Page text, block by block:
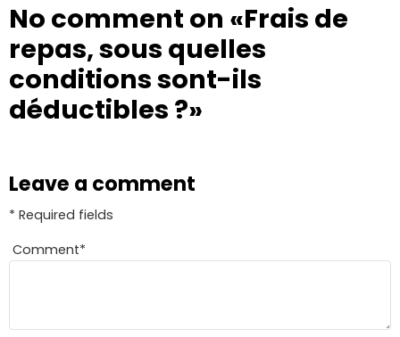
No comment on «Frais de
repas, sous quelles
conditions sont-ils
déductibles ?»
Leave a comment
* Required fields
Comment*